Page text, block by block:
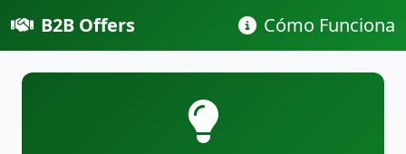
B2B Offers Cómo Funciona